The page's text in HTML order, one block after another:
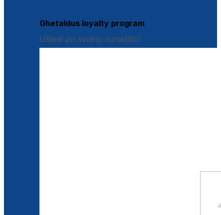
Ghetaldus loyalty program
Uštedi pri svakoj narudžbi!